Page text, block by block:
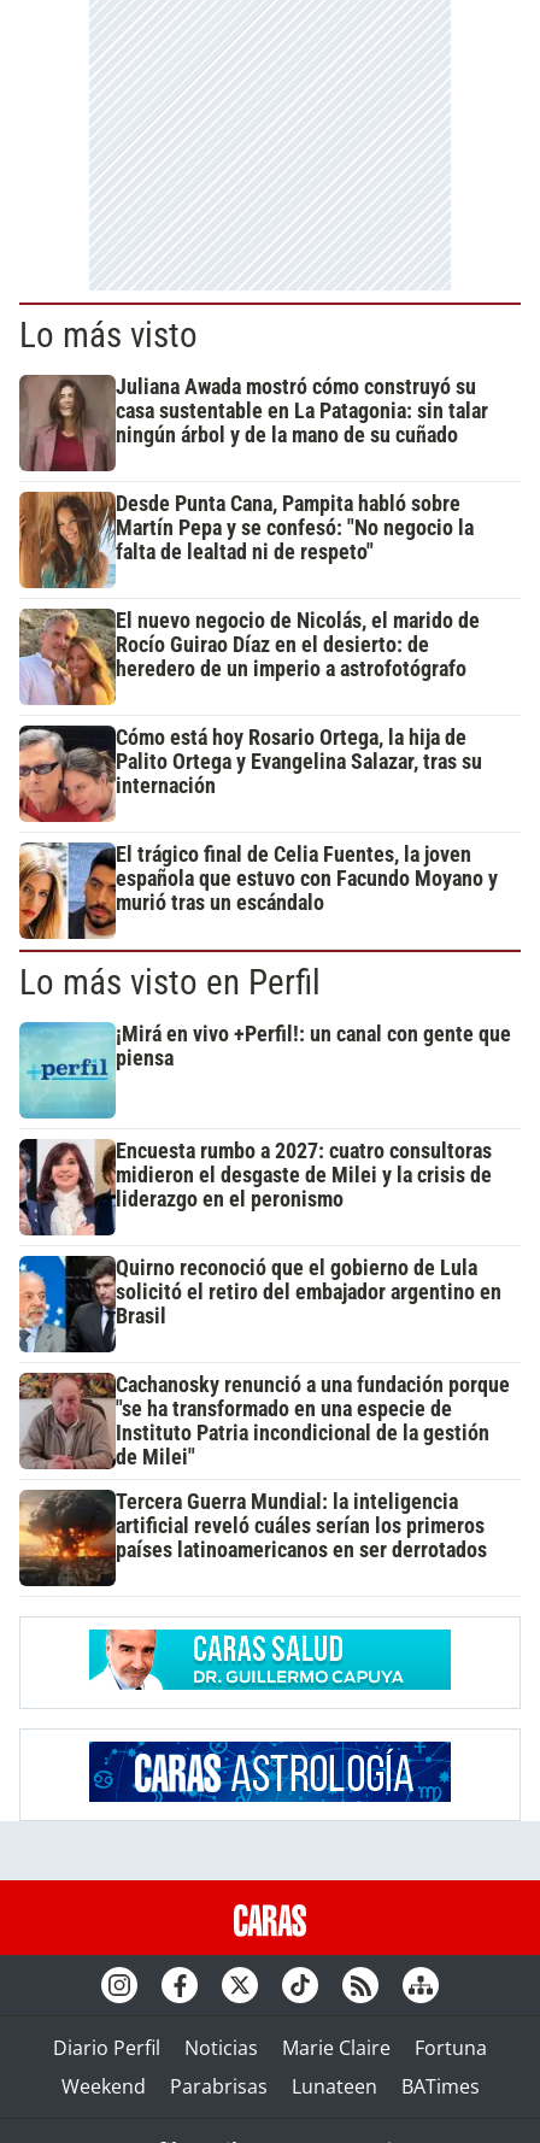
Lo más visto
Juliana Awada mostró cómo construyó su
casa sustentable en La Patagonia: sin talar
ningún árbol y de la mano de su cuñado
Desde Punta Cana, Pampita habló sobre
Martín Pepa y se confesó: "No negocio la
falta de lealtad ni de respeto"
El nuevo negocio de Nicolás, el marido de
Rocío Guirao Díaz en el desierto: de
heredero de un imperio a astrofotógrafo
Cómo está hoy Rosario Ortega, la hija de
Palito Ortega y Evangelina Salazar, tras su
internación
El trágico final de Celia Fuentes, la joven
española que estuvo con Facundo Moyano y
murió tras un escándalo
Lo más visto en Perfil
¡Mirá en vivo +Perfil!: un canal con gente que
piensa
Encuesta rumbo a 2027: cuatro consultoras
midieron el desgaste de Milei y la crisis de
liderazgo en el peronismo
Quirno reconoció que el gobierno de Lula
solicitó el retiro del embajador argentino en
Brasil
Cachanosky renunció a una fundación porque
"se ha transformado en una especie de
Instituto Patria incondicional de la gestión
de Milei"
Tercera Guerra Mundial: la inteligencia
artificial reveló cuáles serían los primeros
países latinoamericanos en ser derrotados
Diario Perfil Noticias Marie Claire
Fortuna
Weekend
Parabrisas Lunateen BATimes